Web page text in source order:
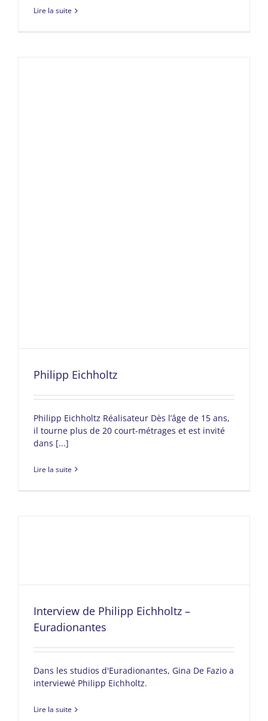
Lire la suite
Philipp Eichholtz
Philipp Eichholtz Réalisateur Dès l’âge de 15 ans,
il tourne plus de 20 court-métrages et est invité
dans [...]
Lire la suite
Interview de Philipp Eichholtz –
Euradionantes
Dans les studios d'Euradionantes, Gina De Fazio a
interviewé Philipp Eichholtz.
Lire la suite